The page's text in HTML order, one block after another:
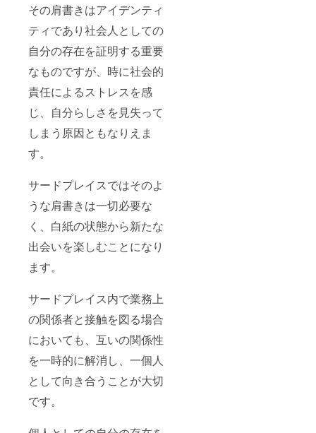
その肩書きはアイデンティ
ティであり社会人としての
自分の存在を証明する重要
なものですが、時に社会的
責任によるストレスを感
じ、自分らしさを見失って
しまう原因ともなりえま
す。
サードプレイスではそのよ
うな肩書きは一切必要な
く、白紙の状態から新たな
出会いを楽しむことになり
ます。
サードプレイス内で業務上
の関係者と接触を図る場合
においても、互いの関係性
を一時的に解消し、一個人
として向き合うことが大切
です。